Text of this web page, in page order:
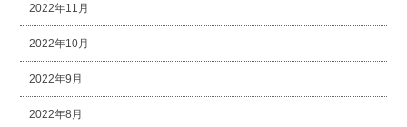
2022年11月
2022年10月
2022年9月
2022年8月